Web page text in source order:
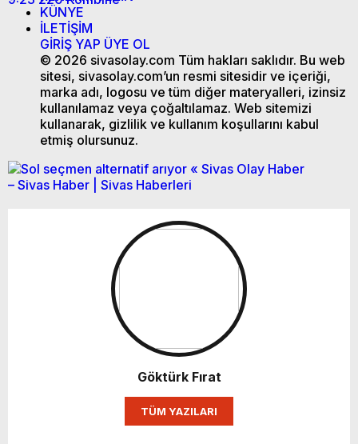
KÜNYE
İLETİŞİM
GİRİŞ YAP ÜYE OL
© 2026 sivasolay.com Tüm hakları saklıdır. Bu web
sitesi, sivasolay.com’un resmi sitesidir ve içeriği,
marka adı, logosu ve tüm diğer materyalleri, izinsiz
kullanılamaz veya çoğaltılamaz. Web sitemizi
kullanarak, gizlilik ve kullanım koşullarını kabul
etmiş olursunuz.
Göktürk Fırat
TÜM YAZILARI